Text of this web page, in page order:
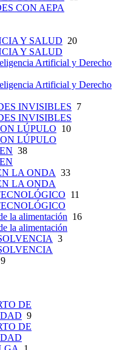
CON AEPA
Y SALUD 20
Y SALUD
Artificial y Derecho
Artificial y Derecho
INVISIBLES 7
INVISIBLES
LÚPULO 10
LÚPULO
38
LA ONDA 33
LA ONDA
11
la alimentación 16
la alimentación
3
9
DE
9
DE